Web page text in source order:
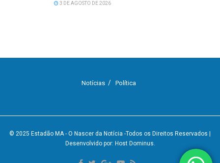
3 DE AGOSTO DE 2026
Notícias Política
© 2025 Estadão MA - O Nascer da Notícia -Todos os Direitos Reservados
Desenvolvido por: Host Dominus.